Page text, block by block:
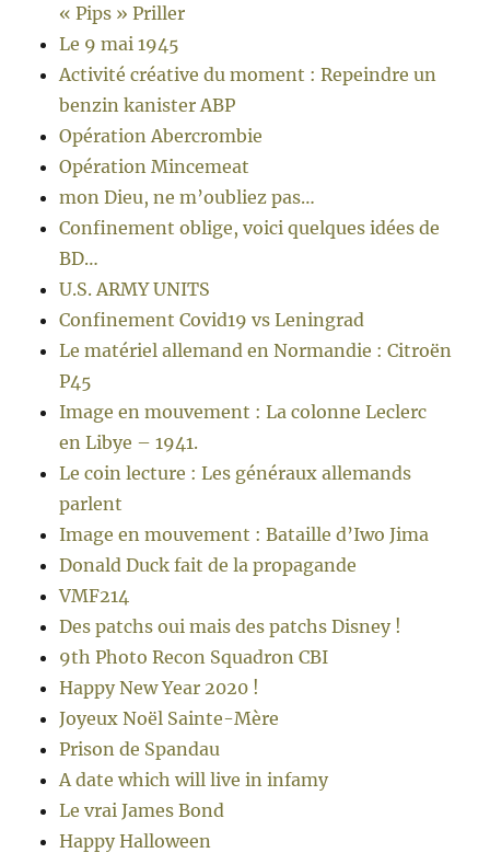
« Pips » Priller
Le 9 mai 1945
Activité créative du moment : Repeindre un
benzin kanister ABP
Opération Abercrombie
Opération Mincemeat
mon Dieu, ne m’oubliez pas…
Confinement oblige, voici quelques idées de
BD…
U.S. ARMY UNITS
Confinement Covid19 vs Leningrad
Le matériel allemand en Normandie : Citroën
P45
Image en mouvement : La colonne Leclerc
en Libye – 1941.
Le coin lecture : Les généraux allemands
parlent
Image en mouvement : Bataille d’Iwo Jima
Donald Duck fait de la propagande
VMF214
Des patchs oui mais des patchs Disney !
9th Photo Recon Squadron CBI
Happy New Year 2020 !
Joyeux Noël Sainte-Mère
Prison de Spandau
A date which will live in infamy
Le vrai James Bond
Happy Halloween